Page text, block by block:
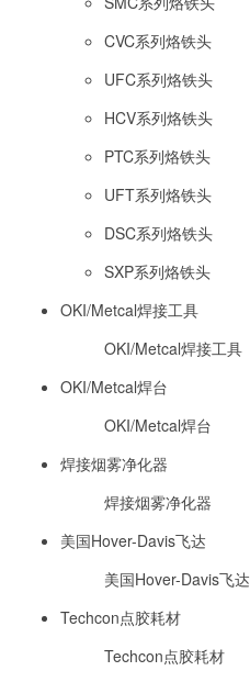
CVC系列烙铁头
UFC系列烙铁头
HCV系列烙铁头
PTC系列烙铁头
UFT系列烙铁头
DSC系列烙铁头
SXP系列烙铁头
OKI/Metcal焊接工具
OKI/Metcal焊接工具
OKI/Metcal焊台
OKI/Metcal焊台
焊接烟雾净化器
焊接烟雾净化器
美国Hover-Davis飞达
美国Hover-Davis飞达
Techcon点胶耗材
Techcon点胶耗材